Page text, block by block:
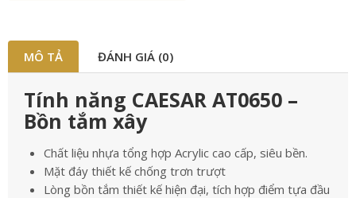
MÔ TẢ ĐÁNH GIÁ (0)
Tính năng CAESAR AT0650 –
Bồn tắm xây
Chất liệu nhựa tổng hợp Acrylic cao cấp, siêu bền.
Mặt đáy thiết kế chống trơn trượt
Lòng bồn tắm thiết kế hiện đại, tích hợp điểm tựa đầu